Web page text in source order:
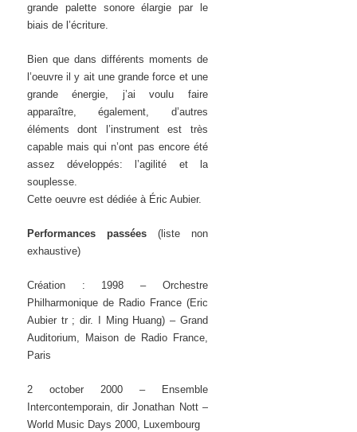
grande palette sonore élargie par le
biais de l’écriture.
Bien que dans différents moments de
l’oeuvre il y ait une grande force et une
grande énergie, j’ai voulu faire
apparaître, également, d’autres
éléments dont l’instrument est très
capable mais qui n’ont pas encore été
assez développés: l’agilité et la
souplesse.
Cette oeuvre est dédiée à Éric Aubier.
Performances passées (liste non
exhaustive)
Création : 1998 – Orchestre
Philharmonique de Radio France (Eric
Aubier tr ; dir. I Ming Huang) – Grand
Auditorium, Maison de Radio France,
Paris
2 october 2000 – Ensemble
Intercontemporain, dir Jonathan Nott –
World Music Days 2000, Luxembourg